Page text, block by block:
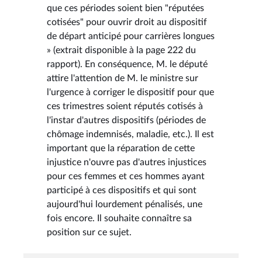
que ces périodes soient bien "réputées
cotisées" pour ouvrir droit au dispositif
de départ anticipé pour carrières longues
» (extrait disponible à la page 222 du
rapport). En conséquence, M. le député
attire l'attention de M. le ministre sur
l'urgence à corriger le dispositif pour que
ces trimestres soient réputés cotisés à
l'instar d'autres dispositifs (périodes de
chômage indemnisés, maladie, etc.). Il est
important que la réparation de cette
injustice n'ouvre pas d'autres injustices
pour ces femmes et ces hommes ayant
participé à ces dispositifs et qui sont
aujourd'hui lourdement pénalisés, une
fois encore. Il souhaite connaître sa
position sur ce sujet.